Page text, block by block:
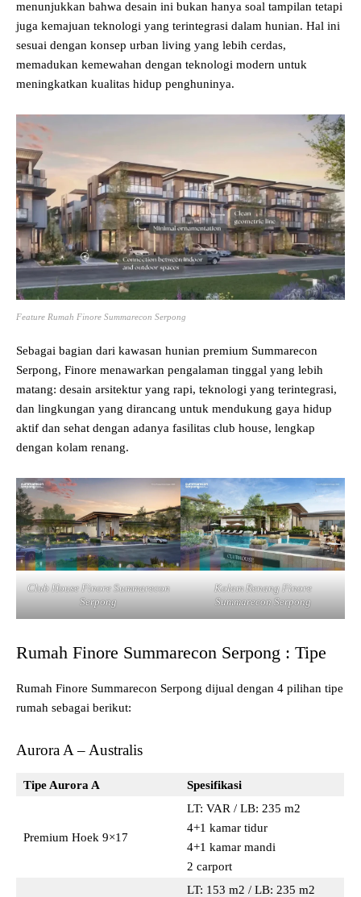
menunjukkan bahwa desain ini bukan hanya soal tampilan tetapi
juga kemajuan teknologi yang terintegrasi dalam hunian. Hal ini
sesuai dengan konsep urban living yang lebih cerdas,
memadukan kemewahan dengan teknologi modern untuk
meningkatkan kualitas hidup penghuninya.
Feature Rumah Finore Summarecon Serpong
Sebagai bagian dari kawasan hunian premium Summarecon
Serpong, Finore menawarkan pengalaman tinggal yang lebih
matang: desain arsitektur yang rapi, teknologi yang terintegrasi,
dan lingkungan yang dirancang untuk mendukung gaya hidup
aktif dan sehat dengan adanya fasilitas club house, lengkap
dengan kolam renang.
Club House Finore Summarecon
Serpong
Kolam Renang Finore
Summarecon Serpong
Rumah Finore Summarecon Serpong : Tipe
Rumah Finore Summarecon Serpong dijual dengan 4 pilihan tipe
rumah sebagai berikut:
Aurora A – Australis
Tipe Aurora A Spesifikasi
Premium Hoek 9×17
LT: VAR / LB: 235 m2
4+1 kamar tidur
4+1 kamar mandi
2 carport
LT: 153 m2 / LB: 235 m2